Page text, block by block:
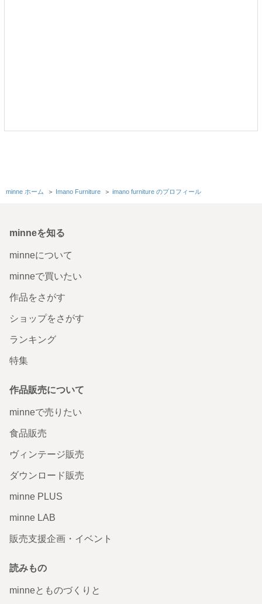
minne ホーム ＞ Imano Furniture ＞ imano furniture のプロフィール
minneを知る
minneについて
minneで買いたい
作品をさがす
ショップをさがす
ランキング
特集
作品販売について
minneで売りたい
食品販売
ヴィンテージ販売
ダウンロード販売
minne PLUS
minne LAB
販売支援企画・イベント
読みもの
minneとものづくりと